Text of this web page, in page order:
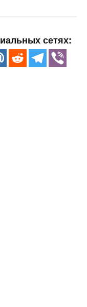
сетях: